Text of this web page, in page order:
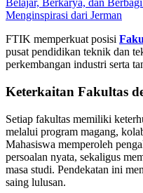
Belajar, Berkarya, dan
Menginspirasi dari Jerman
FTIK memperkuat posisi
pusat pendidikan teknik dan
perkembangan industri serta
Keterkaitan Fakultas
Setiap fakultas memiliki
melalui program magang,
Mahasiswa memperoleh
persoalan nyata, sekaligus
masa studi. Pendekatan ini
saing lulusan.